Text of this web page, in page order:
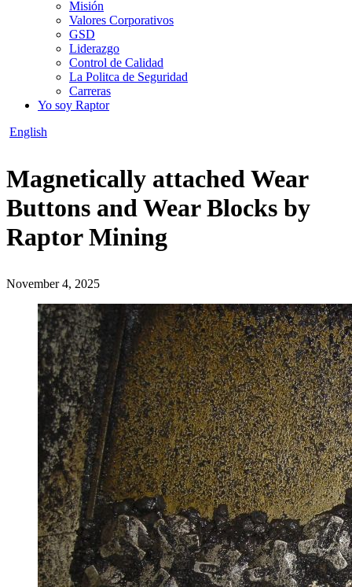
Misión
Valores Corporativos
GSD
Liderazgo
Control de Calidad
La Politca de Seguridad
Carreras
Yo soy Raptor
English
Magnetically attached Wear
Buttons and Wear Blocks by
Raptor Mining
November 4, 2025